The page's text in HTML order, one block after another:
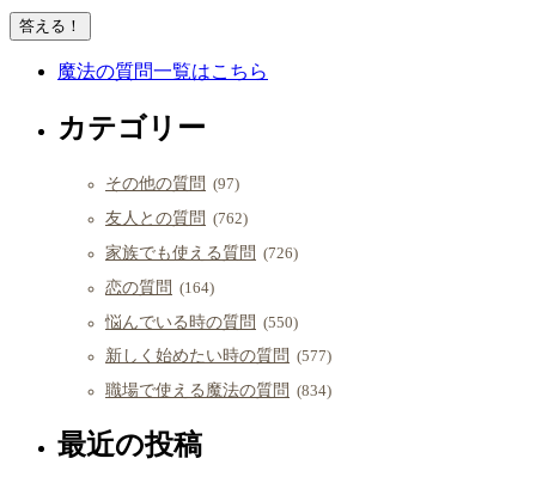
魔法の質問一覧はこちら
カテゴリー
その他の質問 (97)
友人との質問 (762)
家族でも使える質問 (726)
恋の質問 (164)
悩んでいる時の質問 (550)
新しく始めたい時の質問 (577)
職場で使える魔法の質問 (834)
最近の投稿